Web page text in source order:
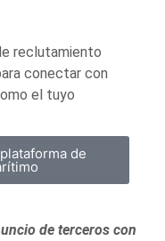
reclutamiento
conectar con
el tuyo
de
de terceros con